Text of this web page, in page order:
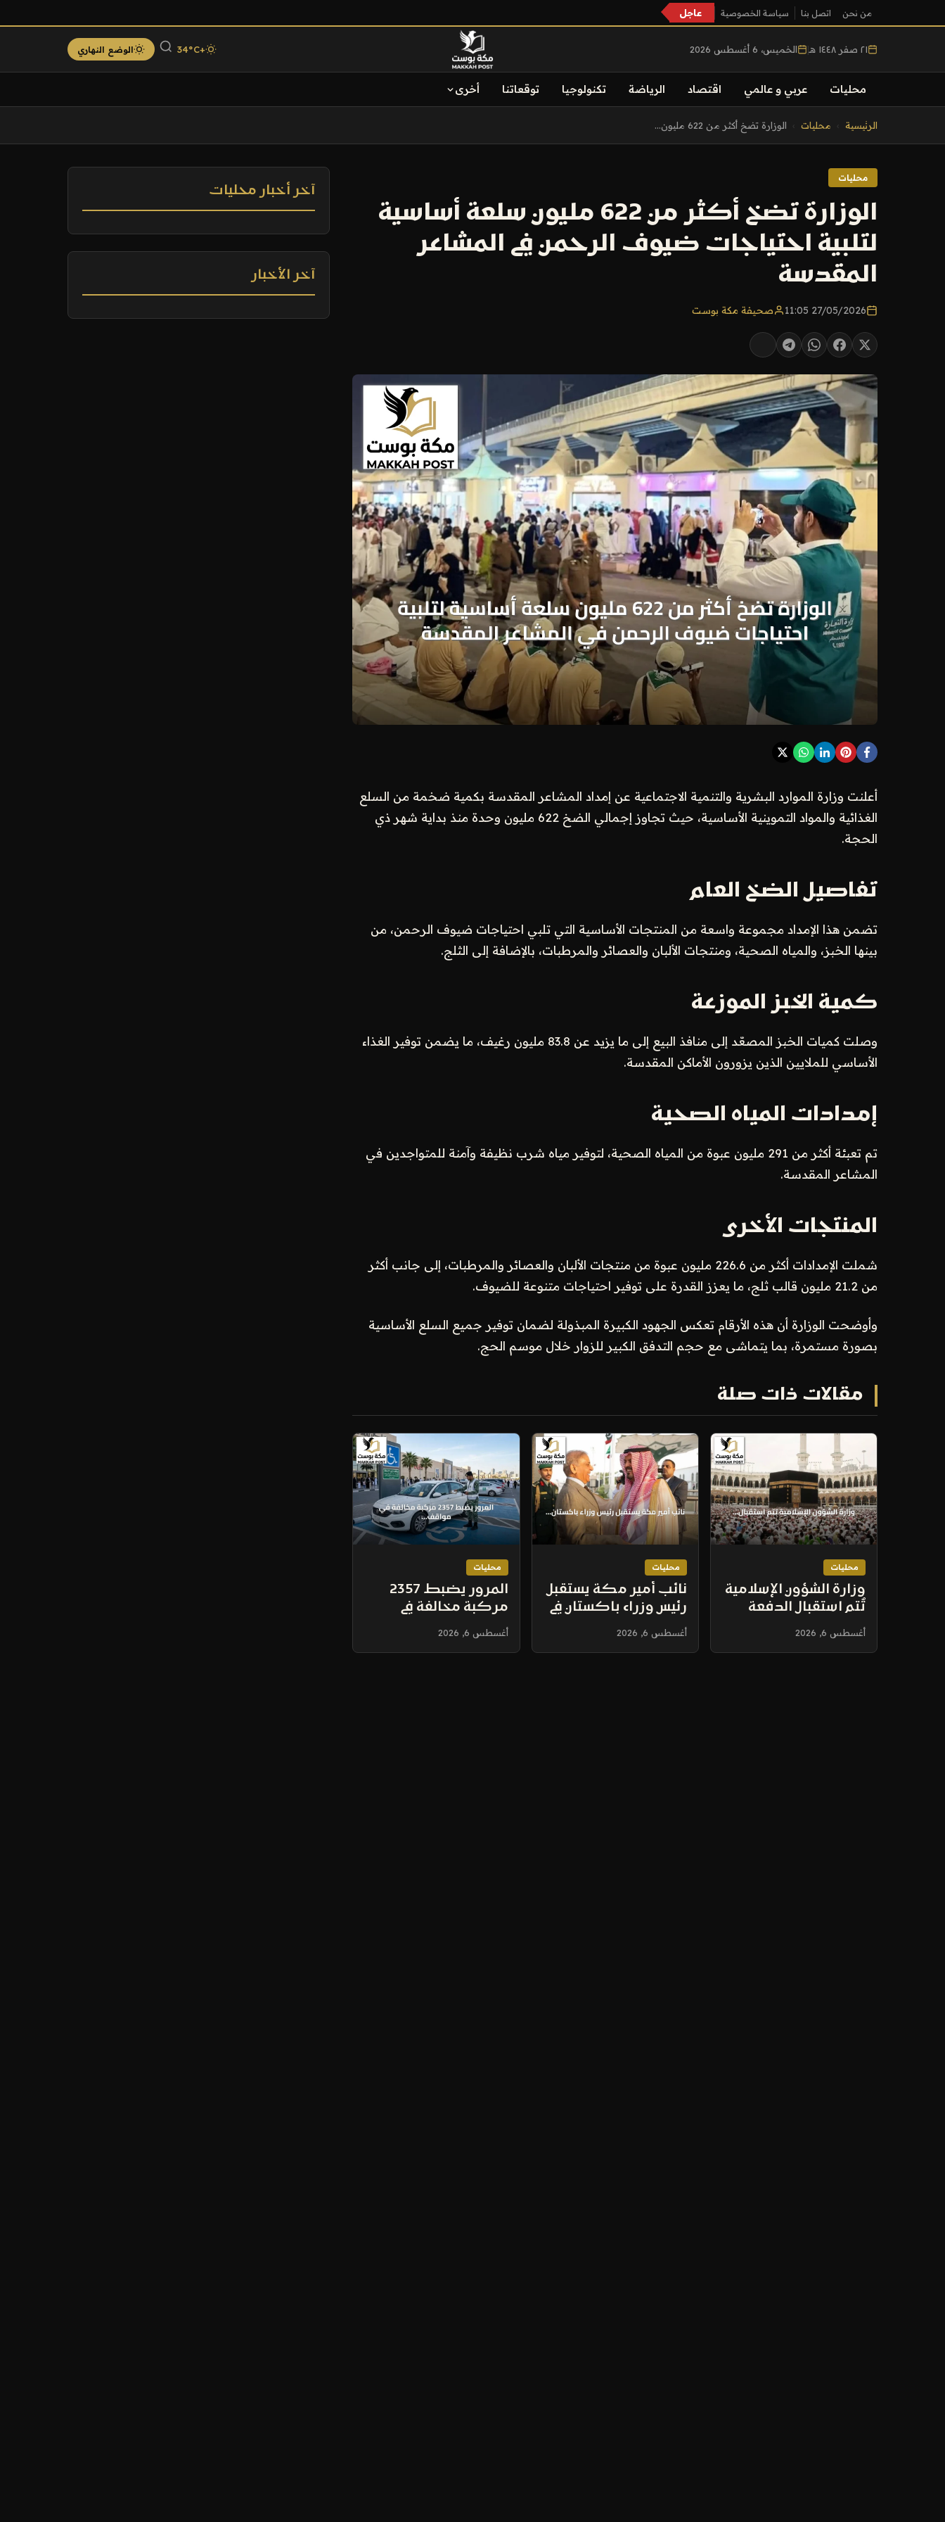
من نحن اتصل بنا سياسة الخصوصية عاجل
٢١ صفر ١٤٤٨ هـ | الخميس، 6 أغسطس 2026 +34°C الوضع النهاري
محليات عربي و عالمي اقتصاد الرياضة تكنولوجيا توقعاتنا أخرى
الرئيسية محليات الوزارة تضخ أكثر من 622 مليون...
محليات
الوزارة تضخ أكثر من 622 مليون سلعة أساسية
لتلبية احتياجات ضيوف الرحمن في المشاعر
المقدسة
27/05/2026 11:05 صحيفة مكة بوست
أعلنت وزارة الموارد البشرية والتنمية الاجتماعية عن إمداد المشاعر المقدسة بكمية ضخمة من السلع
الغذائية والمواد التموينية الأساسية، حيث تجاوز إجمالي الضخ 622 مليون وحدة منذ بداية شهر ذي
الحجة.
تفاصيل الضخ العام
تضمن هذا الإمداد مجموعة واسعة من المنتجات الأساسية التي تلبي احتياجات ضيوف الرحمن، من
بينها الخبز، والمياه الصحية، ومنتجات الألبان والعصائر والمرطبات، بالإضافة إلى الثلج.
كمية الخبز الموزعة
وصلت كميات الخبز المصعّد إلى منافذ البيع إلى ما يزيد عن 83.8 مليون رغيف، ما يضمن توفير الغذاء
الأساسي للملايين الذين يزورون الأماكن المقدسة.
إمدادات المياه الصحية
تم تعبئة أكثر من 291 مليون عبوة من المياه الصحية، لتوفير مياه شرب نظيفة وآمنة للمتواجدين في
المشاعر المقدسة.
المنتجات الأخرى
شملت الإمدادات أكثر من 226.6 مليون عبوة من منتجات الألبان والعصائر والمرطبات، إلى جانب أكثر
من 21.2 مليون قالب ثلج، ما يعزز القدرة على توفير احتياجات متنوعة للضيوف.
وأوضحت الوزارة أن هذه الأرقام تعكس الجهود الكبيرة المبذولة لضمان توفير جميع السلع الأساسية
بصورة مستمرة، بما يتماشى مع حجم التدفق الكبير للزوار خلال موسم الحج.
مقالات ذات صلة
محليات
وزارة الشؤون الإسلامية
تُتم استقبال الدفعة
الثانية من ضيوف خادم
الحرمين للعمرة في
أغسطس 6, 2026
محليات
نائب أمير مكة يستقبل
رئيس وزراء باكستان في
مطار جدة الدولي
أغسطس 6, 2026
محليات
المرور يضبط 2357
مركبة مخالفة في
مواقف ذوي الإعاقة
أغسطس 6, 2026
آخر أخبار محليات
آخر الأخبار